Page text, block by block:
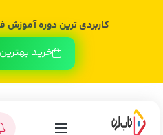
کاربردی ترین دوره
خرید